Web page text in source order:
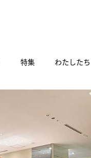
AMIDA
ISHIDA いいモノ
ISHIDA
ブライ
特集 わたした